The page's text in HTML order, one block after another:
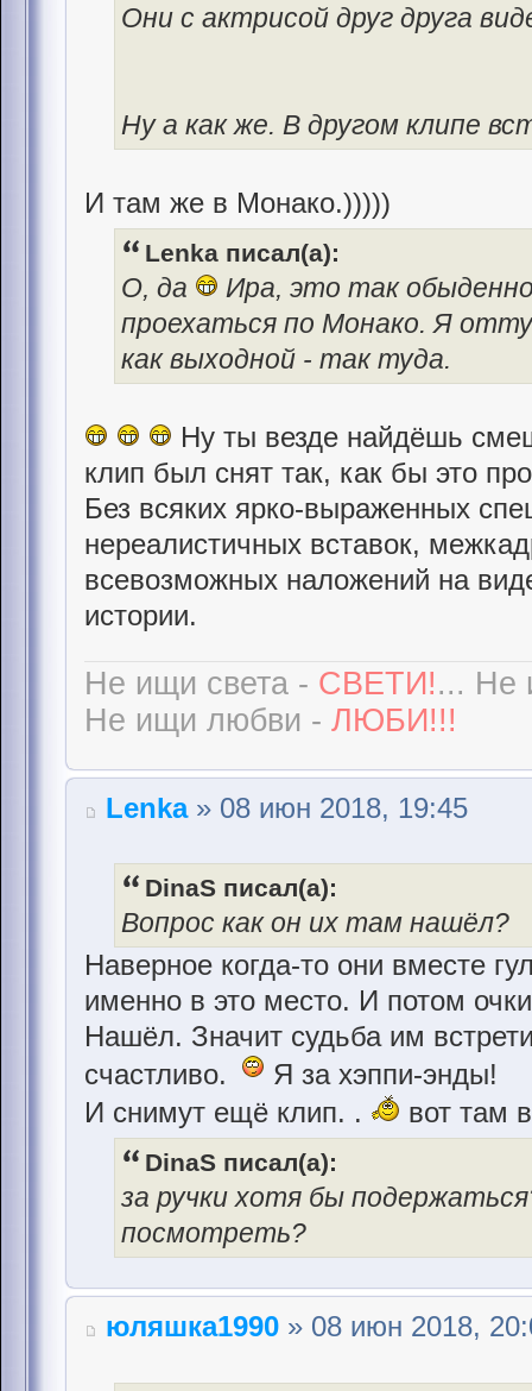
Они с актрисой друг друга
Ну а как же. В другом клипе
И там же в Монако.)))))
Lenka писал(а):
О, да
Ира, это так
проехаться по Монако. Я
как выходной - так туда.
Ну ты везде найдёшь
клип был снят так, как бы это
Без всяких ярко-выраженных
нереалистичных вставок,
всевозможных наложений на
истории.
Не ищи света - СВЕТИ!... Не
Не ищи любви - ЛЮБИ!!!
Lenka» 08 июн 2018, 19:45
DinaS писал(а):
Вопрос как он их там нашёл?
Наверное когда-то они вместе
именно в это место. И потом
Нашёл. Значит судьба им
счастливо.
Я за хэппи-энды!
И снимут ещё клип. .
вот там
DinaS писал(а):
за ручки хотя бы
посмотреть?
юляшка1990 » 08 июн 2018,